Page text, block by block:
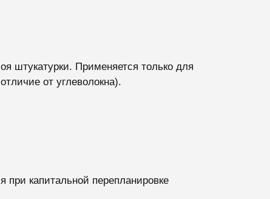
штукатурки. Применяется только для
от углеволокна).
капитальной перепланировке